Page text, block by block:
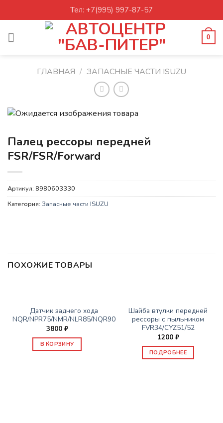
to
Тел: +7(995) 997-87-57
0
ГЛАВНАЯ / ЗАПАСНЫЕ ЧАСТИ ISUZU
Палец рессоры передней
FSR/FSR/Forward
Артикул: 8980603330
Категория: Запасные части ISUZU
ПОХОЖИЕ ТОВАРЫ
Датчик заднего хода
NQR/NPR75/NMR/NLR85/NQR90
3800 ₽
В КОРЗИНУ
Шайба втулки передней
рессоры с пыльником
FVR34/CYZ51/52
1200 ₽
ПОДРОБНЕЕ